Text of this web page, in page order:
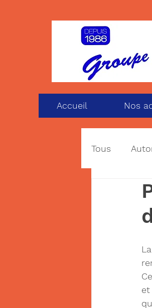
Accueil Nos
Tous
Barrière